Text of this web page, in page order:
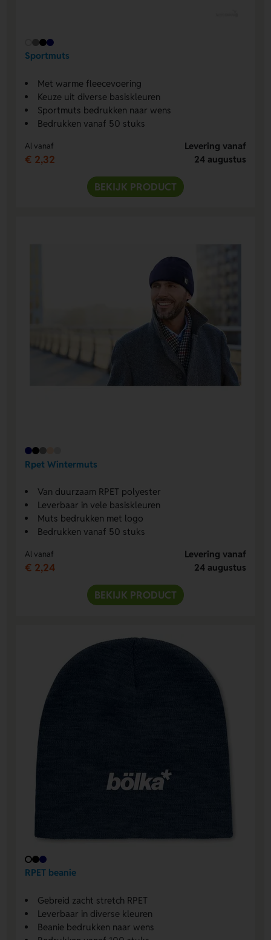
Sportmuts
Met warme fleecevoering
Keuze uit diverse basiskleuren
Sportmuts bedrukken naar wens
Bedrukken vanaf 50 stuks
Al vanaf
€ 2,32
Levering vanaf
24 augustus
BEKIJK PRODUCT
Rpet Wintermuts
Van duurzaam RPET polyester
Leverbaar in vele basiskleuren
Muts bedrukken met logo
Bedrukken vanaf 50 stuks
Al vanaf
€ 2,24
Levering vanaf
24 augustus
BEKIJK PRODUCT
RPET beanie
Gebreid zacht stretch RPET
Leverbaar in diverse kleuren
Beanie bedrukken naar wens